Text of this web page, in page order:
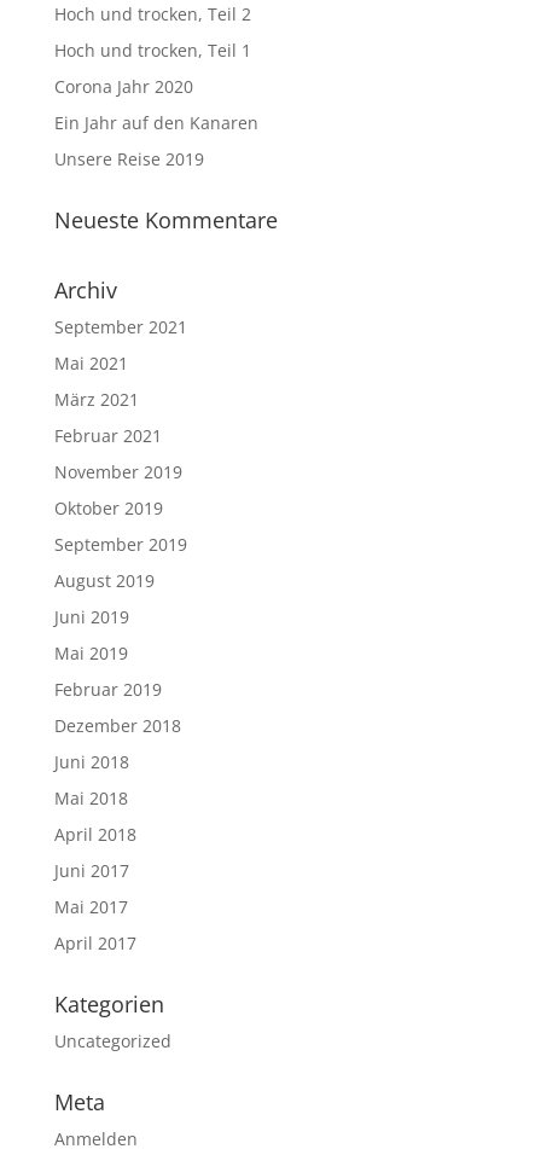
Hoch und trocken, Teil 2
Hoch und trocken, Teil 1
Corona Jahr 2020
Ein Jahr auf den Kanaren
Unsere Reise 2019
Neueste Kommentare
Archiv
September 2021
Mai 2021
März 2021
Februar 2021
November 2019
Oktober 2019
September 2019
August 2019
Juni 2019
Mai 2019
Februar 2019
Dezember 2018
Juni 2018
Mai 2018
April 2018
Juni 2017
Mai 2017
April 2017
Kategorien
Uncategorized
Meta
Anmelden